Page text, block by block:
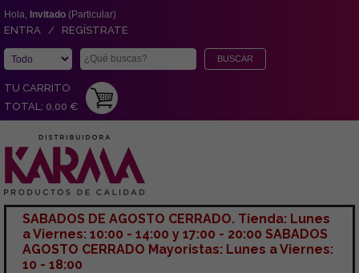
Hola, Invitado (Particular)
ENTRA / REGÍSTRATE
TU CARRITO
TOTAL: 0,00 €
SABADOS DE AGOSTO CERRADO. Tienda: Lunes
a Viernes: 10:00 - 14:00 y 17:00 - 20:00 SABADOS
AGOSTO CERRADO Mayoristas: Lunes a Viernes:
10 - 18:00